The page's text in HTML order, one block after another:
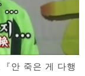
안 죽은 게 다행